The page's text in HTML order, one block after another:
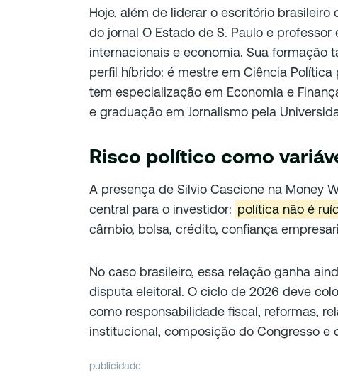
Hoje, além de liderar o escritório brasileiro
do jornal O Estado de S. Paulo e
internacionais e economia. Sua formação
perfil híbrido: é mestre em Ciência Política
tem especialização em Economia e
e graduação em Jornalismo pela
Risco político como
A presença de Silvio Cascione na Money
central para o investidor: política não é
câmbio, bolsa, crédito, confiança
No caso brasileiro, essa relação ganha
disputa eleitoral. O ciclo de 2026 deve
como responsabilidade fiscal, reformas,
institucional, composição do Congresso e
publicidade